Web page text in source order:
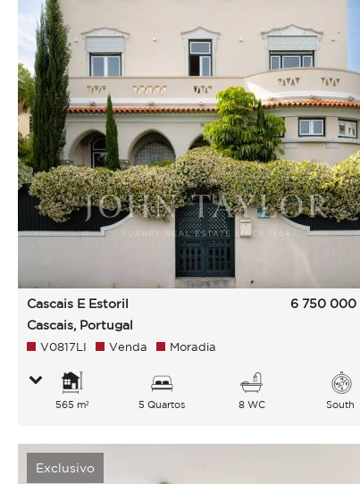
Cascais E Estoril
Cascais, Portugal
6 750 000
V0817LI Venda Moradia
565 m² 5 Quartos 8 WC South
Exclusivo